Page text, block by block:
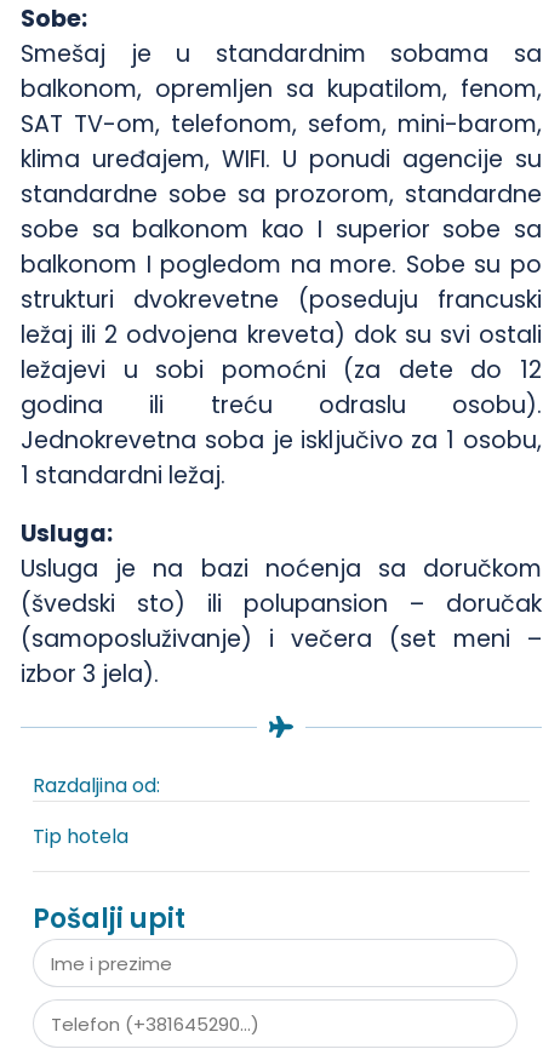
Sobe:
Smešaj je u standardnim sobama sa
balkonom, opremljen sa kupatilom, fenom,
SAT TV-om, telefonom, sefom, mini-barom,
klima uređajem, WIFI. U ponudi agencije su
standardne sobe sa prozorom, standardne
sobe sa balkonom kao I superior sobe sa
balkonom I pogledom na more. Sobe su po
strukturi dvokrevetne (poseduju francuski
ležaj ili 2 odvojena kreveta) dok su svi ostali
ležajevi u sobi pomoćni (za dete do 12
godina ili treću odraslu osobu).
Jednokrevetna soba je isključivo za 1 osobu,
1 standardni ležaj.
Usluga:
Usluga je na bazi noćenja sa doručkom
(švedski sto) ili polupansion – doručak
(samoposluživanje) i večera (set meni –
izbor 3 jela).
Razdaljina od:
Tip hotela
Pošalji upit